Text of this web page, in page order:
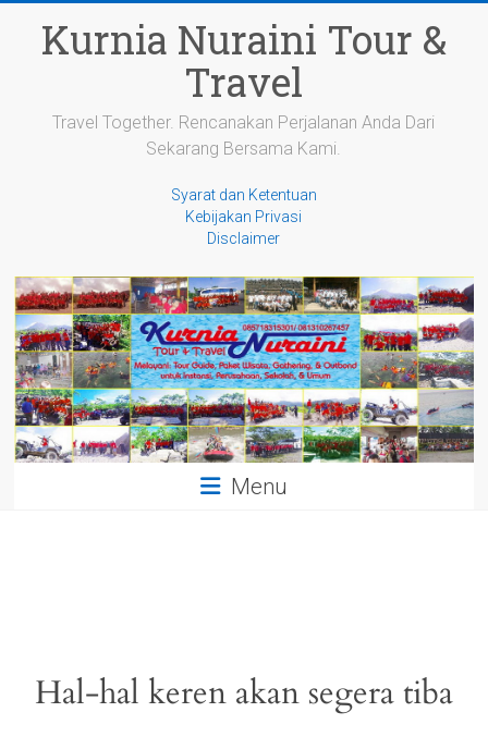
contentKurnia Nuraini Tour &
Travel
Travel Together. Rencanakan Perjalanan Anda Dari
Sekarang Bersama Kami.
Syarat dan Ketentuan
Kebijakan Privasi
Disclaimer
Menu
Hal-hal keren akan segera tiba